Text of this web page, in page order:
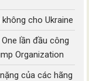
cho Ukraine
lần đầu công
Organization
của các hãng